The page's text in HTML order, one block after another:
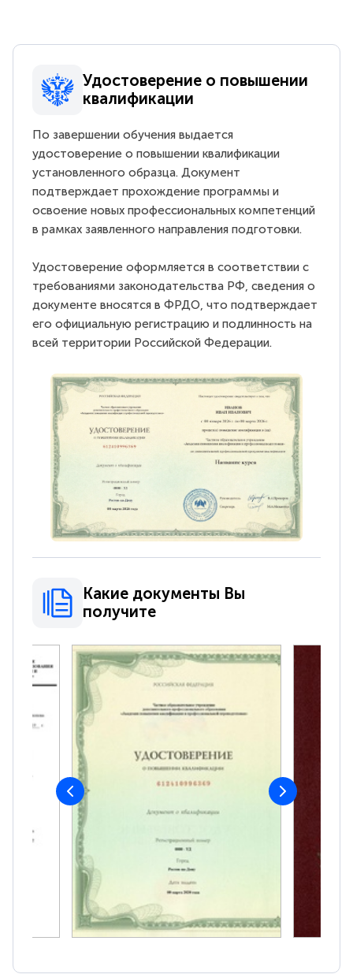
Удостоверение о повышении
квалификации
По завершении обучения выдается
удостоверение о повышении квалификации
установленного образца. Документ
подтверждает прохождение программы и
освоение новых профессиональных компетенций
в рамках заявленного направления подготовки.
Удостоверение оформляется в соответствии с
требованиями законодательства РФ, сведения о
документе вносятся в ФРДО, что подтверждает
его официальную регистрацию и подлинность на
всей территории Российской Федерации.
Какие документы Вы
получите